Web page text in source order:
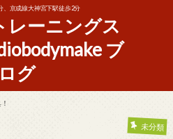
、京成線大神宮下駅徒歩2分
レーニングス
ブ
ログ
未分類